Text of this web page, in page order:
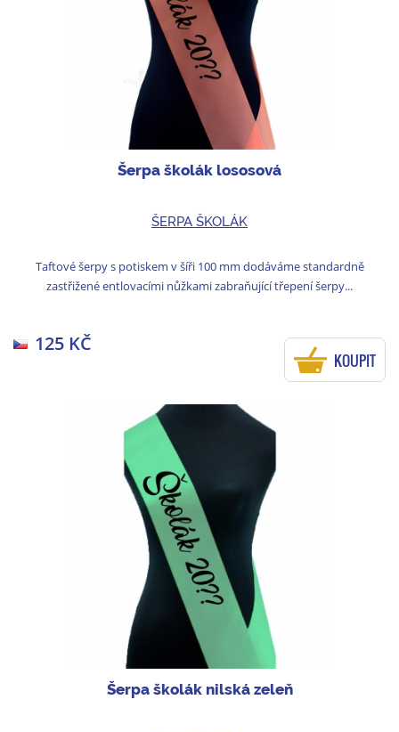
Šerpa školák lososová
ŠERPA ŠKOLÁK
Taftové šerpy s potiskem v šíři 100 mm dodáváme standardně
zastřižené entlovacími nůžkami zabraňující třepení šerpy...
125 KČ
KOUPIT
Šerpa školák nilská zeleň